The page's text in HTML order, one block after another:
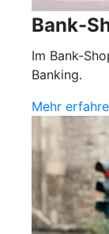
Bank-
Im Bank-
Banking.
Mehr